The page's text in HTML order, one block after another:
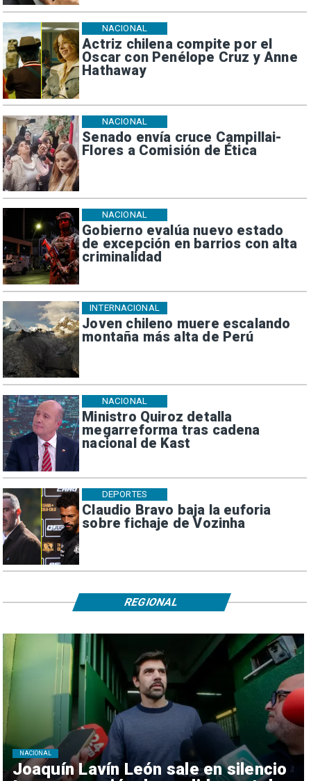
Actriz chilena compite por el
Oscar con Penélope Cruz y Anne
Hathaway
NACIONAL
Senado envía cruce Campillai-
Flores a Comisión de Ética
NACIONAL
Gobierno evalúa nuevo estado
de excepción en barrios con alta
criminalidad
NACIONAL
Joven chileno muere escalando
montaña más alta de Perú
INTERNACIONAL
Ministro Quiroz detalla
megarreforma tras cadena
nacional de Kast
NACIONAL
Claudio Bravo baja la euforia
sobre fichaje de Vozinha
DEPORTES
Joaquín Lavín León sale en silencio
NACIONAL
REGIONAL